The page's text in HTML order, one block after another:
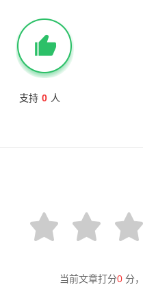
支持 0 人
当前文章打分0 分